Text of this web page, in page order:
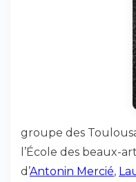
groupe des
l’École des beaux-
d’Antonin Mercié,